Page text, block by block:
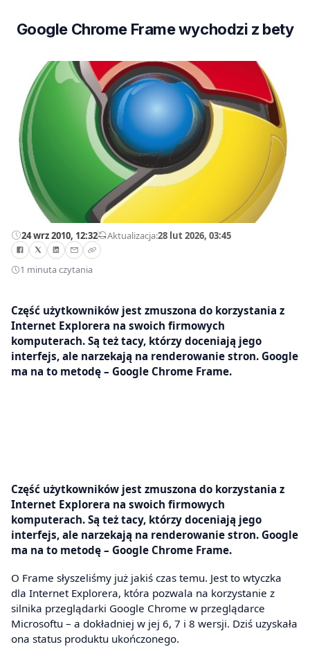
Google Chrome Frame wychodzi z bety
24 wrz 2010, 12:32—Aktualizacja:28 lut 2026, 03:45
1 minuta czytania
Część użytkowników jest zmuszona do korzystania z
Internet Explorera na swoich firmowych
komputerach. Są też tacy, którzy doceniają jego
interfejs, ale narzekają na renderowanie stron. Google
ma na to metodę – Google Chrome Frame.
Część użytkowników jest zmuszona do korzystania z
Internet Explorera na swoich firmowych
komputerach. Są też tacy, którzy doceniają jego
interfejs, ale narzekają na renderowanie stron. Google
ma na to metodę – Google Chrome Frame.
O Frame słyszeliśmy już jakiś czas temu. Jest to wtyczka
dla Internet Explorera, która pozwala na korzystanie z
silnika przeglądarki Google Chrome w przeglądarce
Microsoftu – a dokładniej w jej 6, 7 i 8 wersji. Dziś uzyskała
ona status produktu ukończonego.